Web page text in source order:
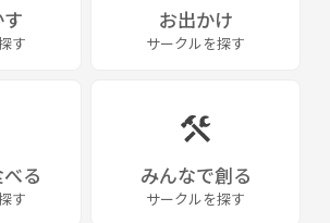
ています。
。参加者の都合に合わせて決めます。
す
お出かけ
サークルを探す
る
す
みんなで創る
サークルを探す